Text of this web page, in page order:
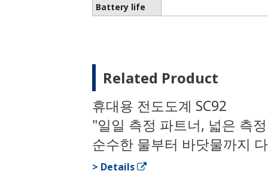
Battery life
Related Product
휴대용 전도도계 SC92
"일일 측정 파트너, 넓은 측
순수한 물부터 바닷물까지
> Details